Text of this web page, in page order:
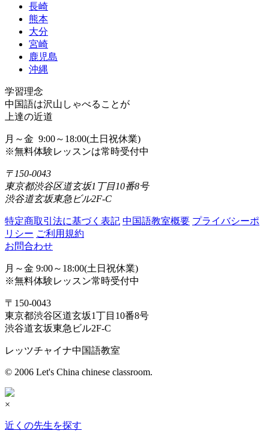
長崎
熊本
大分
宮崎
鹿児島
沖縄
学習理念
中国語は沢山しゃべることが
上達の近道
月～金 9:00～18:00(土日祝休業)
※無料体験レッスンは常時受付中
〒150-0043
東京都渋谷区道玄坂1丁目10番8号
渋谷道玄坂東急ビル2F-C
特定商取引法に基づく表記 中国語教室概要 プライバシーポ
リシー ご利用規約
お問合わせ
月～金 9:00～18:00(土日祝休業)
※無料体験レッスン常時受付中
〒150-0043
東京都渋谷区道玄坂1丁目10番8号
渋谷道玄坂東急ビル2F-C
レッツチャイナ中国語教室
© 2006 Let's China chinese classroom.
×
近くの先生を探す